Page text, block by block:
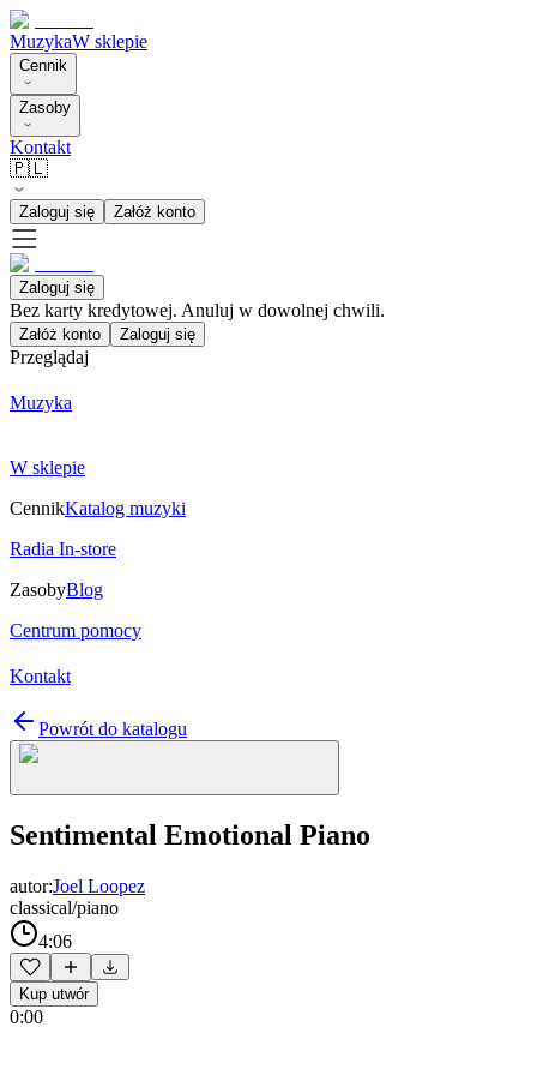
MuzykaW sklepie
Cennik
Zasoby
Kontakt
🇵🇱
Zaloguj się Załóż konto
Zaloguj się
Bez karty kredytowej. Anuluj w dowolnej chwili.
Załóż konto Zaloguj się
Przeglądaj
Muzyka
W sklepie
CennikKatalog muzyki
Radia In-store
ZasobyBlog
Centrum pomocy
Kontakt
Powrót do katalogu
Sentimental Emotional Piano
autor:Joel Loopez
classical/piano
4:06
Kup utwór
0:00